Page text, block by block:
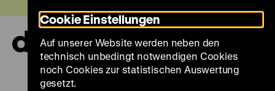
zum
Seiteninhalt
springen
Cookie Einstellungen
Auf unserer Website werden neben den
technisch unbedingt notwendigen Cookies
noch Cookies zur statistischen Auswertung
gesetzt.